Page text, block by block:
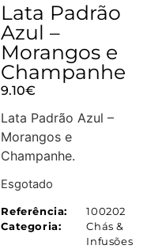
Lata Padrão
Azul –
Morangos e
Champanhe
9.10€
Lata Padrão Azul –
Morangos e
Champanhe.
Esgotado
Referência:
100202
Categoria:
Chás &
Infusões